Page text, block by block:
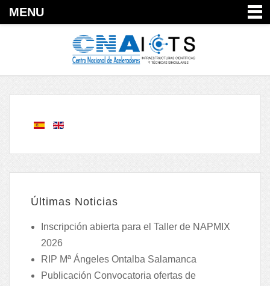
MENU
Últimas Noticias
Inscripción abierta para el Taller de NAPMIX
2026
RIP Mª Ángeles Ontalba Salamanca
Publicación Convocatoria ofertas de